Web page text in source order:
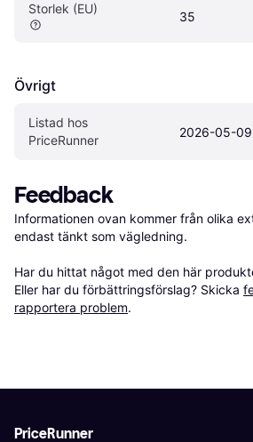
Storlek (EU)
35
Övrigt
Listad hos
PriceRunner
2026-05-09
Feedback
Informationen ovan kommer från olika
endast tänkt som vägledning.
Har du hittat något med den här
Eller har du förbättringsförslag? Skicka
rapportera problem.
PriceRunner